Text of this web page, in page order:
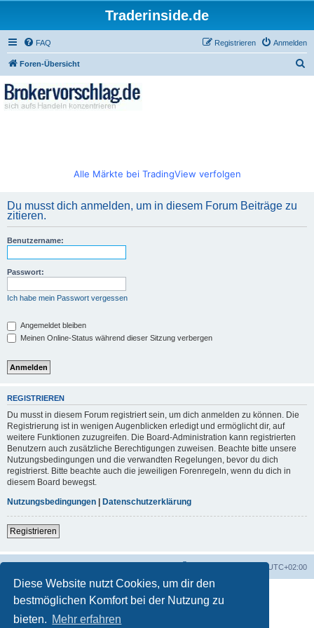
Diese Website nutzt Cookies, um dir den
bestmöglichen Komfort bei der Nutzung zu
bieten. Mehr erfahren
Traderinside.de
FAQ Anmelden
Registrieren
Foren-Übersicht
Alle Märkte bei TradingView verfolgen
Du musst dich anmelden, um in diesem Forum Beiträge zu
zitieren.
Benutzername:
Passwort:
Ich habe mein Passwort vergessen
Angemeldet bleiben
Meinen Online-Status während dieser Sitzung verbergen
REGISTRIEREN
Du musst in diesem Forum registriert sein, um dich anmelden zu können. Die
Registrierung ist in wenigen Augenblicken erledigt und ermöglicht dir, auf
weitere Funktionen zuzugreifen. Die Board-Administration kann registrierten
Benutzern auch zusätzliche Berechtigungen zuweisen. Beachte bitte unsere
Nutzungsbedingungen und die verwandten Regelungen, bevor du dich
registrierst. Bitte beachte auch die jeweiligen Forenregeln, wenn du dich in
diesem Board bewegst.
Nutzungsbedingungen | Datenschutzerklärung
Registrieren
UTC+02:00